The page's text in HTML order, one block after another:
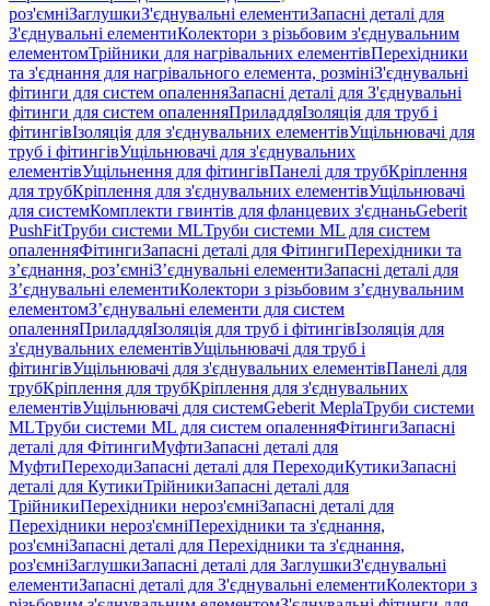
роз'ємніЗаглушкиЗ'єднувальні елементиЗапасні деталі для
З'єднувальні елементиКолектори з різьбовим з'єднувальним
елементомТрійники для нагрівальних елементівПерехідники
та з'єднання для нагрівального елемента, розмініЗ'єднувальні
фітинги для систем опаленняЗапасні деталі для З'єднувальні
фітинги для систем опаленняПриладдяІзоляція для труб і
фітингівІзоляція для з'єднувальних елементівУщільнювачі для
труб і фітингівУщільнювачі для з'єднувальних
елементівУщільнення для фітингівПанелі для трубКріплення
для трубКріплення для з'єднувальних елементівУщільнювачі
для системКомплекти гвинтів для фланцевих з'єднаньGeberit
PushFitТруби системи MLТруби системи ML для систем
опаленняФітингиЗапасні деталі для ФітингиПерехідники та
з’єднання, роз’ємніЗ’єднувальні елементиЗапасні деталі для
З’єднувальні елементиКолектори з різьбовим з’єднувальним
елементомЗ’єднувальні елементи для систем
опаленняПриладдяІзоляція для труб і фітингівІзоляція для
з'єднувальних елементівУщільнювачі для труб і
фітингівУщільнювачі для з'єднувальних елементівПанелі для
трубКріплення для трубКріплення для з'єднувальних
елементівУщільнювачі для системGeberit MeplaТруби системи
MLТруби системи ML для систем опаленняФітингиЗапасні
деталі для ФітингиМуфтиЗапасні деталі для
МуфтиПереходиЗапасні деталі для ПереходиКутикиЗапасні
деталі для КутикиТрійникиЗапасні деталі для
ТрійникиПерехідники нероз'ємніЗапасні деталі для
Перехідники нероз'ємніПерехідники та з'єднання,
роз'ємніЗапасні деталі для Перехідники та з'єднання,
роз'ємніЗаглушкиЗапасні деталі для ЗаглушкиЗ'єднувальні
елементиЗапасні деталі для З'єднувальні елементиКолектори з